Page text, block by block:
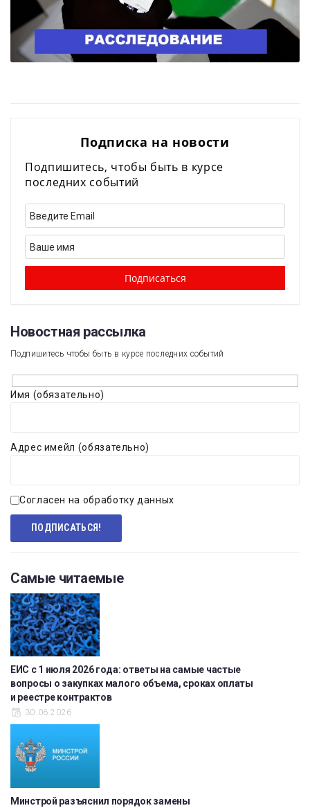
Подписка на новости
Подпишитесь, чтобы быть в курсе
последних событий
Новостная рассылка​
Подпишитесь чтобы быть в курсе последних событий
Имя (обязательно)
Адрес имейл (обязательно)
Согласен на обработку данных
Самые читаемые
ЕИС с 1 июля 2026 года: ответы на самые частые
вопросы о закупках малого объема, сроках оплаты
и реестре контрактов
30.06.2026
Минстрой разъяснил порядок замены